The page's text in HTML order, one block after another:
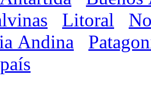
Litoral
Andina